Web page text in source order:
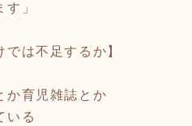
す」
では不足するか】
か育児雑誌とか
いる